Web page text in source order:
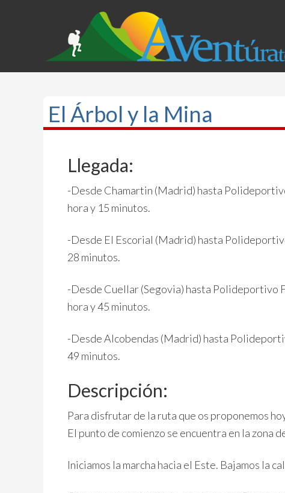
El Árbol y la Mina
Llegada:
-Desde Chamartin (Madrid) hasta
hora y 15 minutos.
-Desde El Escorial (Madrid) hasta
28 minutos.
-Desde Cuellar (Segovia) hasta Polideportivo
hora y 45 minutos.
-Desde Alcobendas (Madrid) hasta
49 minutos.
Descripción:
Para disfrutar de la ruta que os proponemos
El punto de comienzo se encuentra en la zona
Iniciamos la marcha hacia el Este. Bajamos la